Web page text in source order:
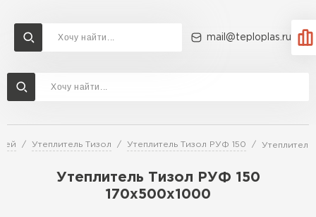
mail@teploplas.ru
Утеплитель Тизол Утеплитель Тизол РУФ 150
Утеплитель Тизол РУФ 150
170х500х1000
Доставка и оплата
Утеплитель Ветонит
Утеплитель Технониколь
Утеплитель Rockwool